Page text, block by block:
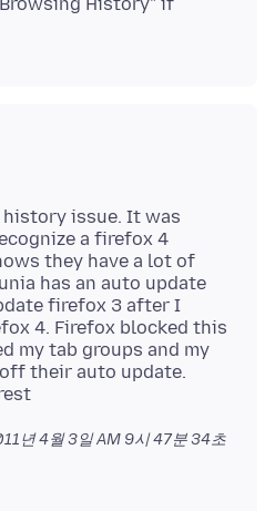
issue. It was
a firefox 4
they have a lot of
has an auto update
firefox 3 after I
4. Firefox blocked this
my tab groups and my
their auto update.
년 4월 3일 AM 9시 47분 34초